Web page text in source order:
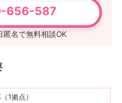
656-587
名で無料相談OK
1拠点）